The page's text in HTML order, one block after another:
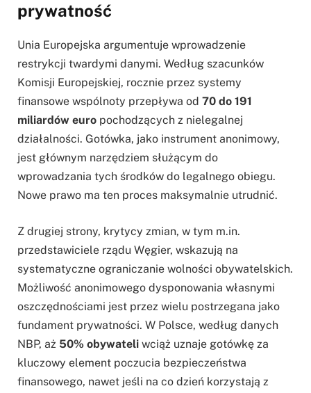
prywatność
Unia Europejska argumentuje wprowadzenie
restrykcji twardymi danymi. Według szacunków
Komisji Europejskiej, rocznie przez systemy
finansowe wspólnoty przepływa od 70 do 191
miliardów euro pochodzących z nielegalnej
działalności. Gotówka, jako instrument anonimowy,
jest głównym narzędziem służącym do
wprowadzania tych środków do legalnego obiegu.
Nowe prawo ma ten proces maksymalnie utrudnić.
Z drugiej strony, krytycy zmian, w tym m.in.
przedstawiciele rządu Węgier, wskazują na
systematyczne ograniczanie wolności obywatelskich.
Możliwość anonimowego dysponowania własnymi
oszczędnościami jest przez wielu postrzegana jako
fundament prywatności. W Polsce, według danych
NBP, aż 50% obywateli wciąż uznaje gotówkę za
kluczowy element poczucia bezpieczeństwa
finansowego, nawet jeśli na co dzień korzystają z